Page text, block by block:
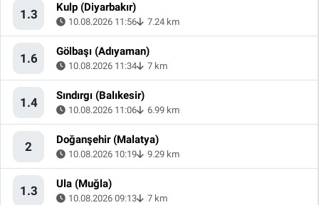
1.3 Kulp (Diyarbakır)
10.08.2026 11:56 7.24 km
1.6 Gölbaşı (Adıyaman)
10.08.2026 11:34 7 km
1.4 Sındırgı (Balıkesir)
10.08.2026 11:06 6.99 km
2 Doğanşehir (Malatya)
10.08.2026 10:19 9.29 km
1.3 Ula (Muğla)
10.08.2026 09:13 7 km